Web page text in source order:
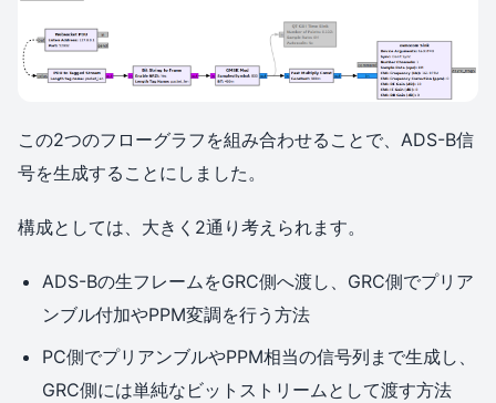
この2つのフローグラフを組み合わせることで、ADS-B信
号を生成することにしました。
構成としては、大きく2通り考えられます。
ADS-Bの生フレームをGRC側へ渡し、GRC側でプリア
ンブル付加やPPM変調を行う方法
PC側でプリアンブルやPPM相当の信号列まで生成し、
GRC側には単純なビットストリームとして渡す方法